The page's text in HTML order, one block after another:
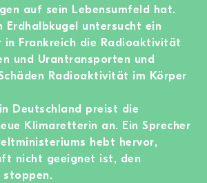
auf sein Lebensumfeld hat.
Erdhalbkugel untersucht ein
in Frankreich die Radioaktivität
und Urantransporten und
Radioaktivität im Körper
Deutschland preist die
Klimaretterin an. Ein Sprecher
hebt hervor,
nicht geeignet ist, den
stoppen.